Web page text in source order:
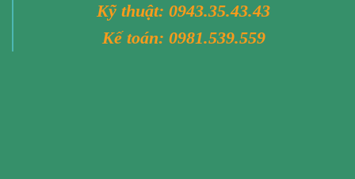
Kỹ thuật: 0943.35.43.43
Kế toán: 0981.539.559